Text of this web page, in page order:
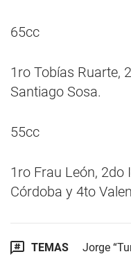
65cc
1ro Tobías Ruarte,
Santiago Sosa.
55cc
1ro Frau León, 2do
Córdoba y 4to
TEMAS Jorge